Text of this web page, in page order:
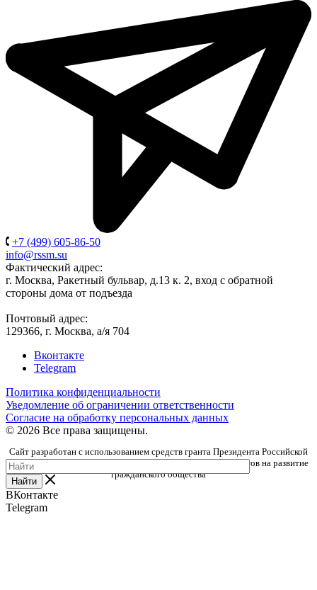
+7 (499) 605-86-50
info@rssm.su
Фактический адрес:
г. Москва, Ракетный бульвар, д.13 к. 2, вход с обратной
стороны дома от подъезда
Почтовый адрес:
129366, г. Москва, а/я 704
Вконтакте
Telegram
Политика конфиденциальности
Уведомление об ограничении ответственности
Согласие на обработку персональных данных
© 2026 Все права защищены.
Сайт разработан с использованием средств гранта Президента Российской
Федерации, предоставленного Фондом президентских грантов на развитие
гражданского общества
Найти
ВКонтакте
Telegram